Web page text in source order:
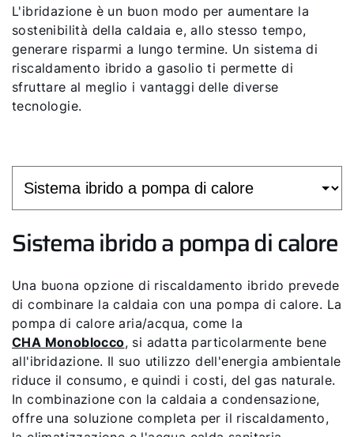
L'ibridazione è un buon modo per aumentare la
sostenibilità della caldaia e, allo stesso tempo,
generare risparmi a lungo termine. Un sistema di
riscaldamento ibrido a gasolio ti permette di
sfruttare al meglio i vantaggi delle diverse
tecnologie.
Sistema ibrido a pompa di calore
Una buona opzione di riscaldamento ibrido prevede
di combinare la caldaia con una pompa di calore. La
pompa di calore aria/acqua, come la
CHA Monoblocco, si adatta particolarmente bene
all'ibridazione. Il suo utilizzo dell'energia ambientale
riduce il consumo, e quindi i costi, del gas naturale.
In combinazione con la caldaia a condensazione,
offre una soluzione completa per il riscaldamento,